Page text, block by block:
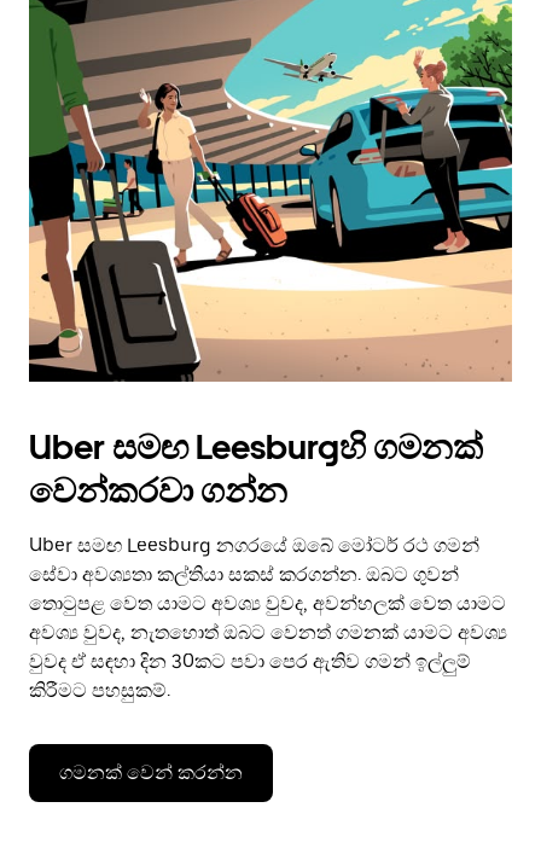
Uber සමඟ Leesburgහි ගමනක්
වෙන්කරවා ගන්න
Uber සමඟ Leesburg නගරයේ ඔබේ මෝටර් රථ ගමන්
සේවා අවශ්‍යතා කල්තියා සකස් කරගන්න. ඔබට ගුවන්
තොටුපළ වෙත යාමට අවශ්‍ය වුවද, අවන්හලක් වෙත යාමට
අවශ්‍ය වුවද, නැතහොත් ඔබට වෙනත් ගමනක් යාමට අවශ්‍ය
වුවද ඒ සඳහා දින 30කට පවා පෙර ඇතිව ගමන් ඉල්ලුම්
කිරීමට පහසුකම්.
ගමනක් වෙන් කරන්න